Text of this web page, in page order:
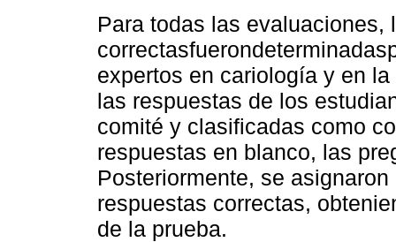
Para todas las evaluaciones,
expertos en cariología y en
las respuestas de los
comité y clasificadas como
respuestas en blanco, las
Posteriormente, se
respuestas correctas,
de la prueba.